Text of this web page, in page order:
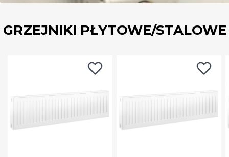
GRZEJNIKI PŁYTOWE/STALOWE